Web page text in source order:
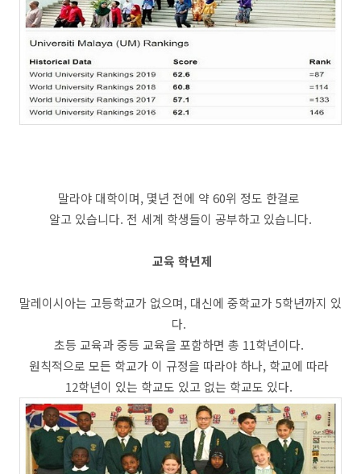
말라야 대학이며, 몇년 전에 약 60위 정도 한걸로
알고 있습니다. 전 세계 학생들이 공부하고 있습니다.
교육 학년제
말레이시아는 고등학교가 없으며, 대신에 중학교가 5학년까지 있
다.
초등 교육과 중등 교육을 포함하면 총 11학년이다.
원칙적으로 모든 학교가 이 규정을 따라야 하나, 학교에 따라
12학년이 있는 학교도 있고 없는 학교도 있다.